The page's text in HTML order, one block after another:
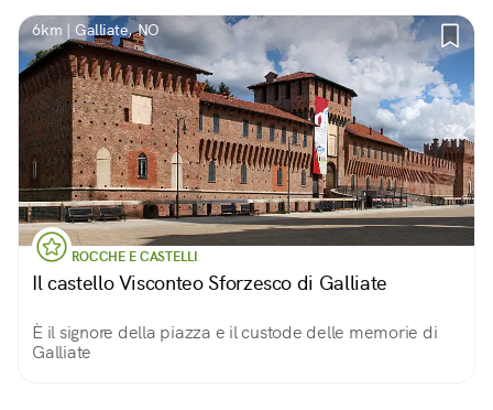
6km | Galliate, NO
ROCCHE E CASTELLI
Il castello Visconteo Sforzesco di Galliate
È il signore della piazza e il custode delle memorie di
Galliate